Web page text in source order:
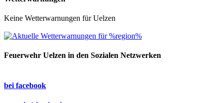
Keine Wetterwarnungen für Uelzen
Feuerwehr Uelzen in den Sozialen Netzwerken
bei facebook